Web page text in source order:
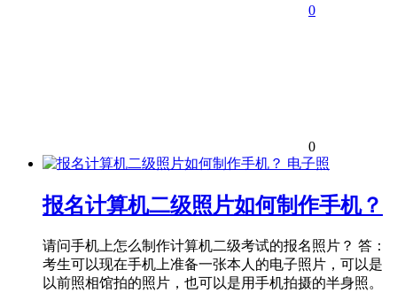
0
0
电子照
报名计算机二级照片如何制作手机？
请问手机上怎么制作计算机二级考试的报名照片？ 答：
考生可以现在手机上准备一张本人的电子照片，可以是
以前照相馆拍的照片，也可以是用手机拍摄的半身照。